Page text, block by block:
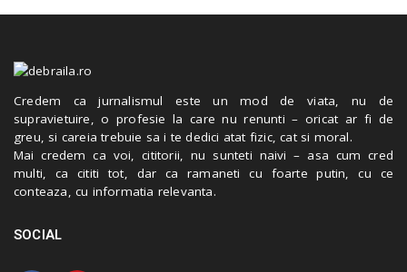
Credem ca jurnalismul este un mod de viata, nu de
supravietuire, o profesie la care nu renunti – oricat ar fi de
greu, si careia trebuie sa i te dedici atat fizic, cat si moral.
Mai credem ca voi, cititorii, nu sunteti naivi – asa cum cred
multi, ca cititi tot, dar ca ramaneti cu foarte putin, cu ce
conteaza, cu informatia relevanta.
SOCIAL